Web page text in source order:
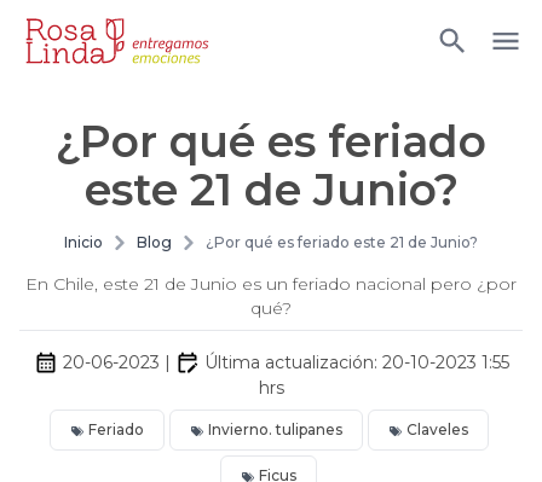
¿Por qué es feriado
este 21 de Junio?
Inicio Blog ¿Por qué es feriado este 21 de Junio?
En Chile, este 21 de Junio es un feriado nacional pero ¿por
qué?
20-06-2023 | Última actualización: 20-10-2023 1:55
hrs
Feriado Invierno. tulipanes Claveles
Ficus